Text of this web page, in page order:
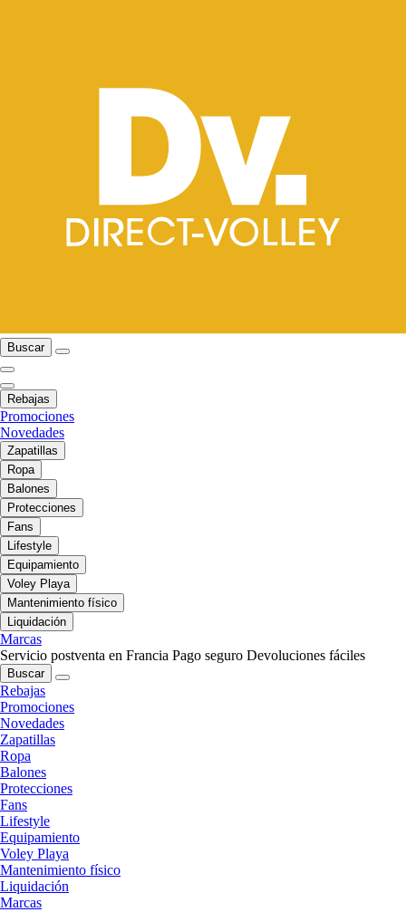
Buscar
Rebajas
Promociones
Novedades
Zapatillas
Ropa
Balones
Protecciones
Fans
Lifestyle
Equipamiento
Voley Playa
Mantenimiento físico
Liquidación
Marcas
Servicio postventa en Francia Pago seguro Devoluciones fáciles
Buscar
Rebajas
Promociones
Novedades
Zapatillas
Ropa
Balones
Protecciones
Fans
Lifestyle
Equipamiento
Voley Playa
Mantenimiento físico
Liquidación
Marcas